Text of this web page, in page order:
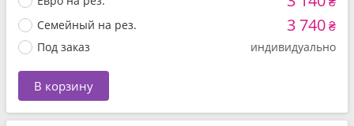
Семейный на рез. 3 740₴
Под заказ индивидуально
В корзину